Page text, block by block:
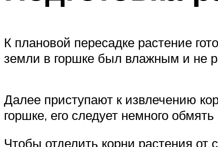
К плановой пересадке растение
земли в горшке был влажным и не
Далее приступают к извлечению
горшке, его следует немного
Чтобы отделить корни растения от